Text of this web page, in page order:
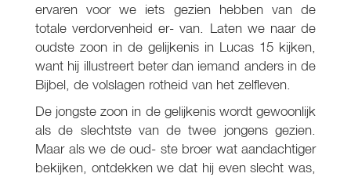
ervaren voor we iets gezien hebben van de
totale verdorvenheid er- van. Laten we naar de
oudste zoon in de gelijkenis in Lucas 15 kijken,
want hij illustreert beter dan iemand anders in de
Bijbel, de volslagen rotheid van het zelfleven.
De jongste zoon in de gelijkenis wordt gewoonlijk
als de slechtste van de twee jongens gezien.
Maar als we de oud- ste broer wat aandachtiger
bekijken, ontdekken we dat hij even slecht was,